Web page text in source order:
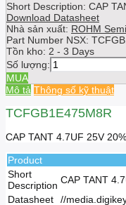
Short Description: CAP
Download Datasheet
Nhà sản xuất: ROHM
Part Number NSX:
Tồn kho: 2 - 3 Days
Số lượng:
MUA
Mô tả Thông số kỹ thuật
TCFGB1E475M8R
CAP TANT 4.7UF 25V
Product
Short
Description CAP TANT
Datasheet
//